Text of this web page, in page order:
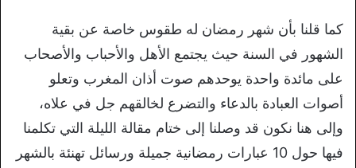
كما قلنا بأن شهر رمضان له طقوس خاصة عن بقية
الشهور في السنة حيث يجتمع الأهل والأحباب والأصحاب
على مائدة واحدة يوحدهم صوت أذان المغرب وتعلو
أصوات العبادة بالدعاء والتضرع لخالقهم جل في علاه،
وإلى هنا نكون قد وصلنا إلى ختام مقالة الليلة التي تكلمنا
فيها حول 10 عبارات رمضانية جميلة ورسائل تهنئة بالشهر